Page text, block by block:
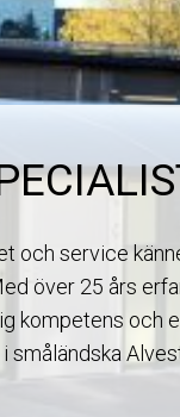
och service
över 25 års
kompetens och
småländska